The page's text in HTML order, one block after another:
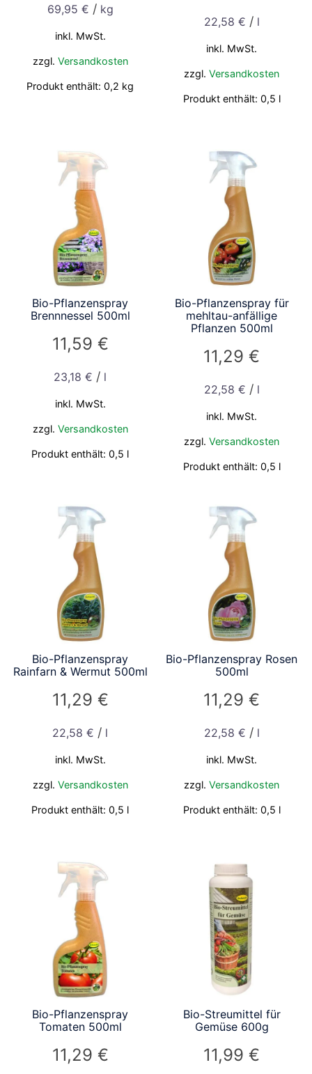
69,95 € / kg
inkl. MwSt.
zzgl. Versandkosten
Produkt enthält: 0,2 kg
22,58 € / l
inkl. MwSt.
zzgl.Versandkosten
Produkt enthält: 0,5 l
Bio-Pflanzenspray
Brennnessel 500ml
11,59 €
23,18€ / l
inkl. MwSt.
zzgl. Versandkosten
Produkt enthält: 0,5 l
Bio-Pflanzenspray für
mehltau-anfällige
Pflanzen 500ml
11,29€
22,58 € / l
inkl. MwSt.
zzgl.Versandkosten
Produkt enthält: 0,5 l
Bio-Pflanzenspray
Rainfarn & Wermut 500ml
11,29 €
22,58€ / l
inkl. MwSt.
zzgl. Versandkosten
Produkt enthält: 0,5 l
Bio-Pflanzenspray Rosen
500ml
11,29€
22,58 € / l
inkl. MwSt.
zzgl.Versandkosten
Produkt enthält: 0,5 l
Bio-Pflanzenspray
Tomaten 500ml
11,29 €
Bio-Streumittel für
Gemüse 600g
11,99€